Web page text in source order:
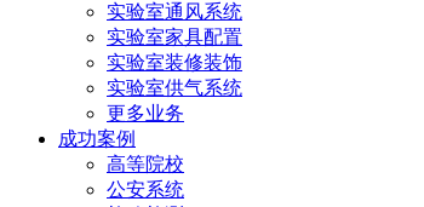
实验室通风系统
实验室家具配置
实验室装修装饰
实验室供气系统
更多业务
成功案例
高等院校
公安系统